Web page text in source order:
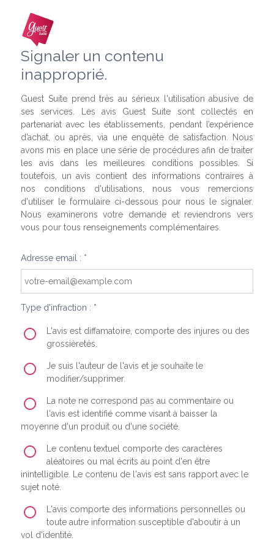
Signaler un contenu
inapproprié.
Guest Suite prend très au sérieux l'utilisation abusive de
ses services. Les avis Guest Suite sont collectés en
partenariat avec les établissements, pendant l’expérience
d’achat, ou après, via une enquête de satisfaction. Nous
avons mis en place une série de procédures afin de traiter
les avis dans les meilleures conditions possibles. Si
toutefois, un avis contient des informations contraires à
nos conditions d'utilisations, nous vous remercions
d'utiliser le formulaire ci-dessous pour nous le signaler.
Nous examinerons votre demande et reviendrons vers
vous pour tous renseignements complémentaires.
Adresse email : *
Type d'infraction : *
L'avis est diffamatoire, comporte des injures ou des
grossièretés.
Je suis l'auteur de l'avis et je souhaite le
modifier/supprimer.
La note ne correspond pas au commentaire ou
l'avis est identifié comme visant à baisser la
moyenne d'un produit ou d'une société.
Le contenu textuel comporte des caractères
aléatoires ou mal écrits au point d'en être
inintelligible. Le contenu de l'avis est sans rapport avec le
sujet noté.
L'avis comporte des informations personnelles ou
toute autre information susceptible d'aboutir à un
vol d'identité.